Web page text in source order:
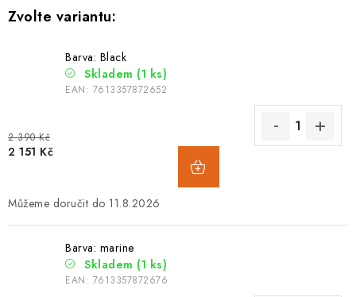
Barva: Black
Skladem (1 ks)
EAN: 7613357872652
2 390 Kč
2 151 Kč
11.8.2026
Barva: marine
Skladem (1 ks)
EAN: 7613357872676